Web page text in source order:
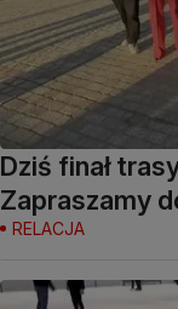
Dziś finał
Zapraszamy
RELACJA